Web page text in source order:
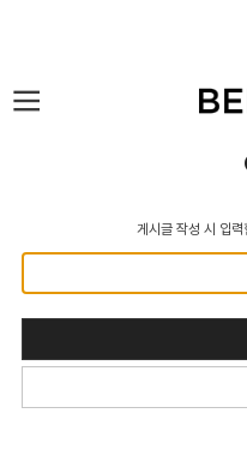
게시글 작성 시 입